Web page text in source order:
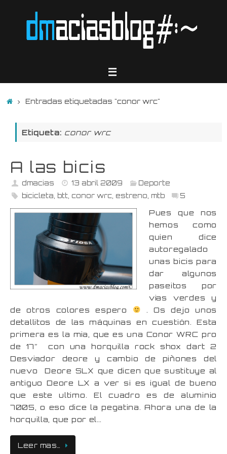
InicioEntradas etiquetadas "conor wrc"
Etiqueta: conor wrc
A las bicis
dmacias 13 abril 2009
Deporte
bicicleta
btt, conor wrc, estreno mtb 5
Pues que nos
hemos como
quien dice
autoregalado
unas bicis para
dar algunos
paseitos por
vias verdes y
de otros colores espero
. Os dejo unos
detallitos de las máquinas en cuestión. Esta
primera es la mia, que es una Conor WRC pro
de 17″ con una horquilla rock shox dart 2
Desviador deore y cambio de piñones del
nuevo Deore SLX que dicen que sustituye al
antiguo Deore LX a ver si es igual de bueno
que este ultimo. El cuadro es de aluminio
7005, o eso dice la pegatina. Ahora una de la
horquilla, que por el…
Leer mas…